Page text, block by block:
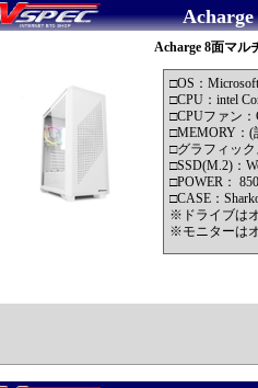
Acharge 8面マル
□OS：
□CPU：intel
□CPUファン
□MEMORY：(
□グラフィック
□SSD(M.2)：
□POWER：
□CASE：
※ドライブは
※モニターは